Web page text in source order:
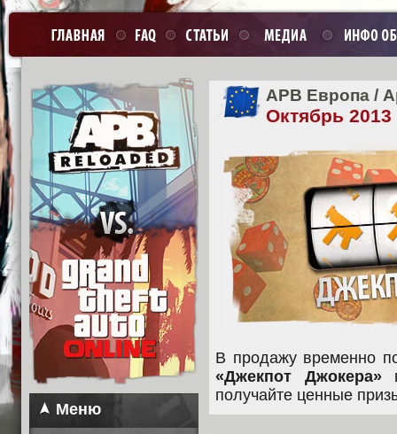
Меню
APB Европа /
Октябрь
В продажу временно
«Джекпот Джокера»
получайте ценные